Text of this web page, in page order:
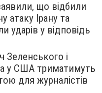
що відбили
атаку Ірану та
ударів у відповідь
Зеленського і
у США триматимуть
для журналістів